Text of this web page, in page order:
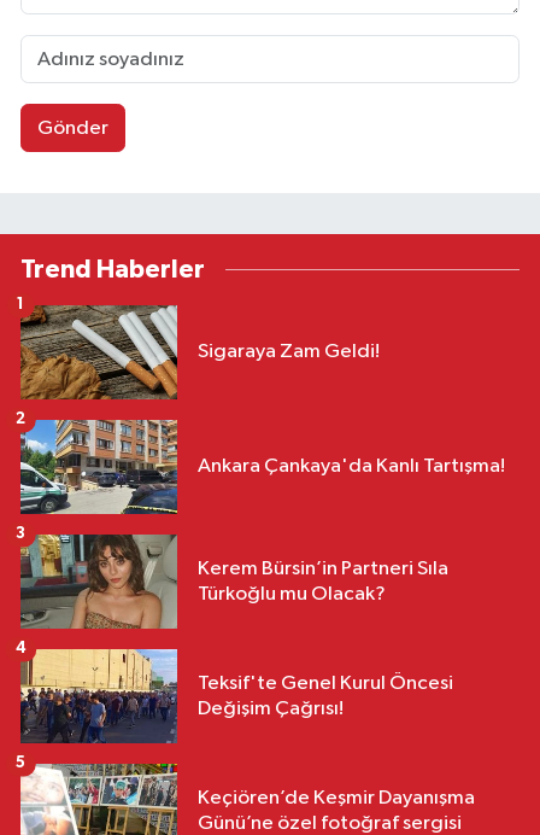
Gönder
Trend Haberler
Sigaraya Zam Geldi!
1
Ankara Çankaya'da Kanlı Tartışma!
2
Kerem Bürsin’in Partneri Sıla
Türkoğlu mu Olacak?
3
Teksif'te Genel Kurul Öncesi
Değişim Çağrısı!
4
Keçiören’de Keşmir Dayanışma
Günü’ne özel fotoğraf sergisi
5